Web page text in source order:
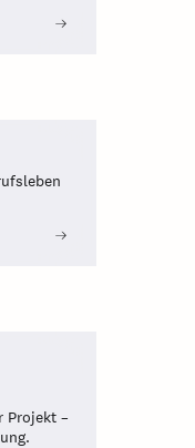
Projekt –